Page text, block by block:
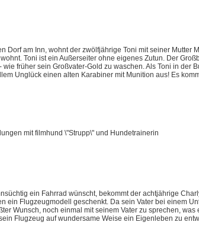
Dorf am Inn, wohnt der zwölfjährige Toni mit seiner Mutter
Toni ist ein Außerseiter ohne eigenes Zutun. Der
früher sein Großvater-Gold zu waschen. Als Toni in der
Unglück einen alten Karabiner mit Munition aus! Es
mit filmhund \"Strupp\" und Hundetrainerin
ein Fahrrad wünscht, bekommt der achtjährige
ein Flugzeugmodell geschenkt. Da sein Vater bei einem
Wunsch, noch einmal mit seinem Vater zu sprechen,
Flugzeug auf wundersame Weise ein Eigenleben zu